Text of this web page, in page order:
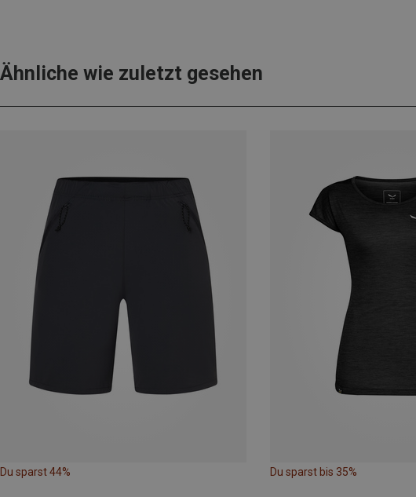
Ähnliche wie zuletzt gesehen
Du sparst 44% Du sparst bis 35%